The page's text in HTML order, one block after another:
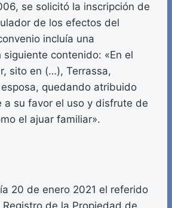
se solicitó la inscripción de
de los efectos del
incluía una
siguiente contenido: «En el
sito en (…), Terrassa,
quedando atribuido
a su favor el uso y disfrute de
el ajuar familiar».
20 de enero 2021 el referido